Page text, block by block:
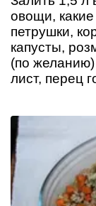
овощи, какие
петрушки,
капусты,
(по
лист, перец